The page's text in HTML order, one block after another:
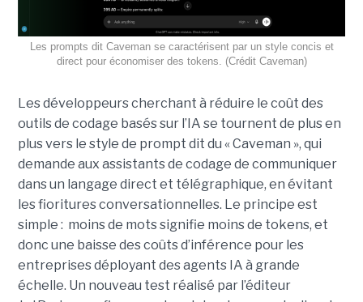
Les prompts dit Caveman se caractérisent par un style concis et
direct pour économiser des tokens. (Crédit Caveman)
Les développeurs cherchant à réduire le coût des
outils de codage basés sur l’IA se tournent de plus en
plus vers le style de prompt dit du « Caveman », qui
demande aux assistants de codage de communiquer
dans un langage direct et télégraphique, en évitant
les fioritures conversationnelles. Le principe est
simple : moins de mots signifie moins de tokens, et
donc une baisse des coûts d’inférence pour les
entreprises déployant des agents IA à grande
échelle. Un nouveau test réalisé par l’éditeur